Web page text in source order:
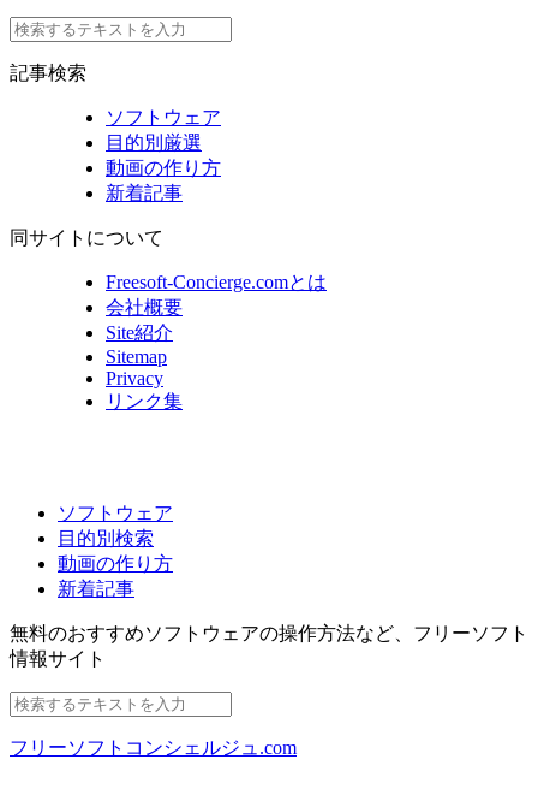
記事検索
ソフトウェア
目的別厳選
動画の作り方
新着記事
同サイトについて
Freesoft-Concierge.comとは
会社概要
Site紹介
Sitemap
Privacy
リンク集
ソフトウェア
目的別検索
動画の作り方
新着記事
無料のおすすめソフトウェアの操作方法など、 フリーソフト
情報サイト
フリーソフトコンシェルジュ.com